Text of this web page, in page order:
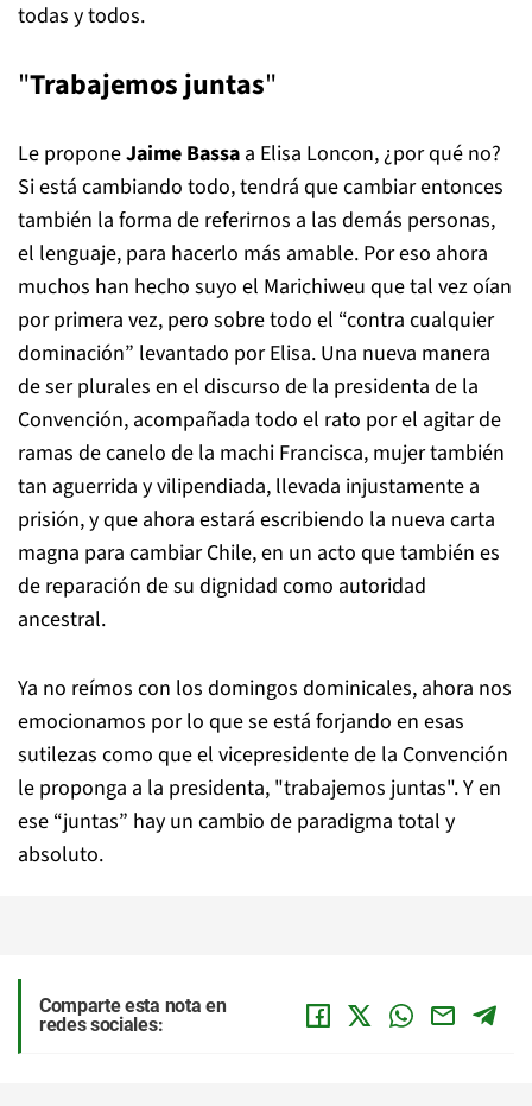
todas y todos.
"Trabajemos juntas"
Le proponeJaime Bassa a Elisa Loncon, ¿por qué no?
Si está cambiando todo, tendrá que cambiar entonces
también la forma de referirnos a las demás personas,
el lenguaje, para hacerlo más amable. Por eso ahora
muchos han hecho suyo el Marichiweu que tal vez oían
por primera vez, pero sobre todo el “contra cualquier
dominación” levantado por Elisa. Una nueva manera
de ser plurales en el discurso de la presidenta de la
Convención, acompañada todo el rato por el agitar de
ramas de canelo de la machi Francisca, mujer también
tan aguerrida y vilipendiada, llevada injustamente a
prisión, y que ahora estará escribiendo la nueva carta
magna para cambiar Chile, en un acto que también es
de reparación de su dignidad como autoridad
ancestral.
Ya no reímos con los domingos dominicales, ahora nos
emocionamos por lo que se está forjando en esas
sutilezas como que el vicepresidente de la Convención
le proponga a la presidenta, "trabajemos juntas". Y en
ese “juntas” hay un cambio de paradigma total y
absoluto.
Comparte esta nota en
redes sociales: